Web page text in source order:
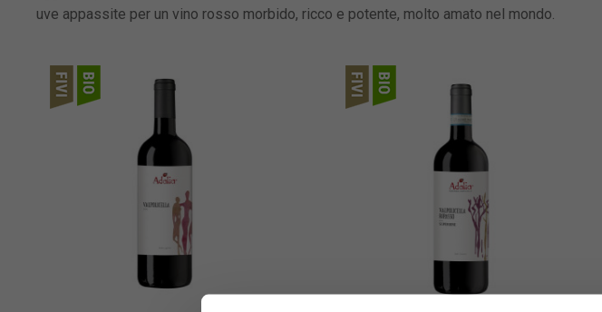
uve appassite per un vino rosso morbido, ricco e potente, molto amato nel mondo.